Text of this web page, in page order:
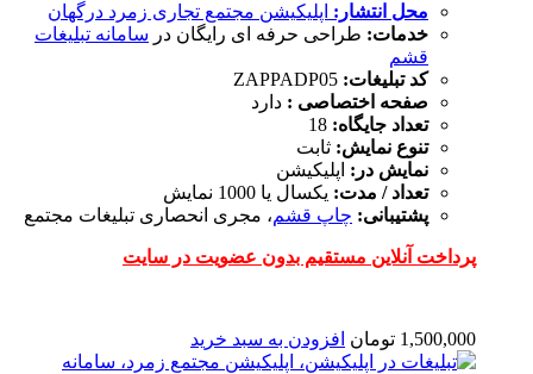
محل انتشار: اپلیکیشن مجتمع تجاری زمرد درگهان
خدمات: طراحی حرفه ای رایگان در سامانه تبلیغات
قشم
کد تبلیغات:
صفحه اختصاصی : دارد
تعداد جایگاه:
تنوع نمایش: ثابت
نمایش در: اپلیکیشن
تعداد / مدت: یکسال یا 1000 نمایش
پشتیبانی: چاپ قشم، مجری انحصاری تبلیغات مجتمع
پرداخت آنلاین مستقیم بدون عضویت در سایت
1,500,000 تومان افزودن به سبد خرید